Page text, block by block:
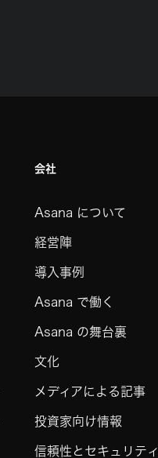
会社
Asana について
経営陣
導入事例
Asana で働く
Asana の舞台裏
文化
メディアによる記事
投資家向け情報
信頼性とセキュリティ